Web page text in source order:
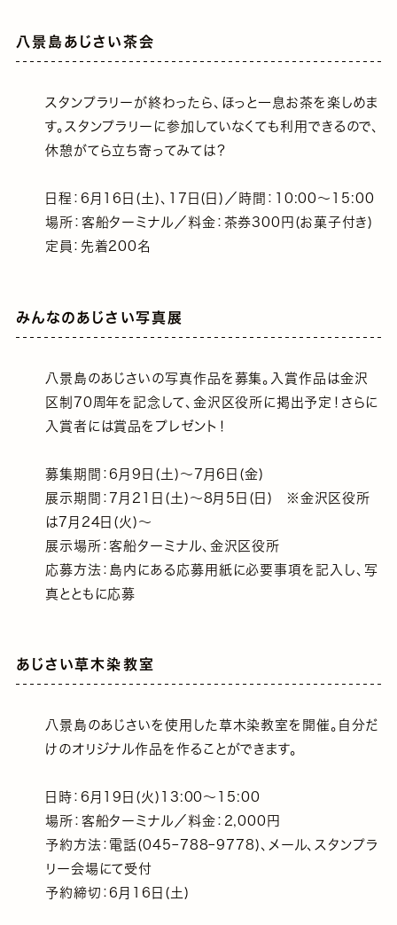
八景島あじさい茶会
スタンプラリーが終わったら、ほっと一息お茶を楽しめま
す。スタンプラリーに参加していなくても利用できるので、
休憩がてら立ち寄ってみては？
日程：6月16日(土)、17日(日)／時間：10:00～15:00
場所：客船ターミナル／料金：茶券300円(お菓子付き)
定員：先着200名
みんなのあじさい写真展
八景島のあじさいの写真作品を募集。入賞作品は金沢
区制70周年を記念して、金沢区役所に掲出予定！さらに
入賞者には賞品をプレゼント！
募集期間：6月9日(土)～7月6日(金)
展示期間：7月21日(土)～8月5日(日) ※金沢区役所
は7月24日(火)～
展示場所：客船ターミナル、金沢区役所
応募方法：島内にある応募用紙に必要事項を記入し、写
真とともに応募
あじさい草木染教室
八景島のあじさいを使用した草木染教室を開催。自分だ
けのオリジナル作品を作ることができます。
日時：6月19日(火)13:00～15:00
場所：客船ターミナル／料金：2,000円
予約方法：電話(045ｰ788ｰ9778)、メール、スタンプラ
リー会場にて受付
予約締切：6月16日(土)